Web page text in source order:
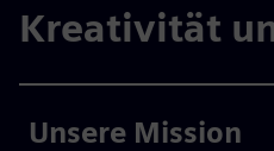
Kreativität
Unsere Mission